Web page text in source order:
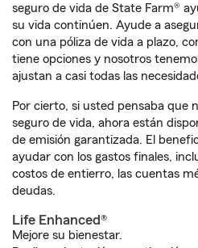
seguro de vida de State Farm®
su vida continúen. Ayude a
con una póliza de vida a plazo,
tiene opciones y nosotros
ajustan a casi todas las
Por cierto, si usted pensaba que
seguro de vida, ahora están
de emisión garantizada. El
ayudar con los gastos finales,
costos de entierro, las cuentas
deudas.
Life Enhanced®
Mejore su bienestar.